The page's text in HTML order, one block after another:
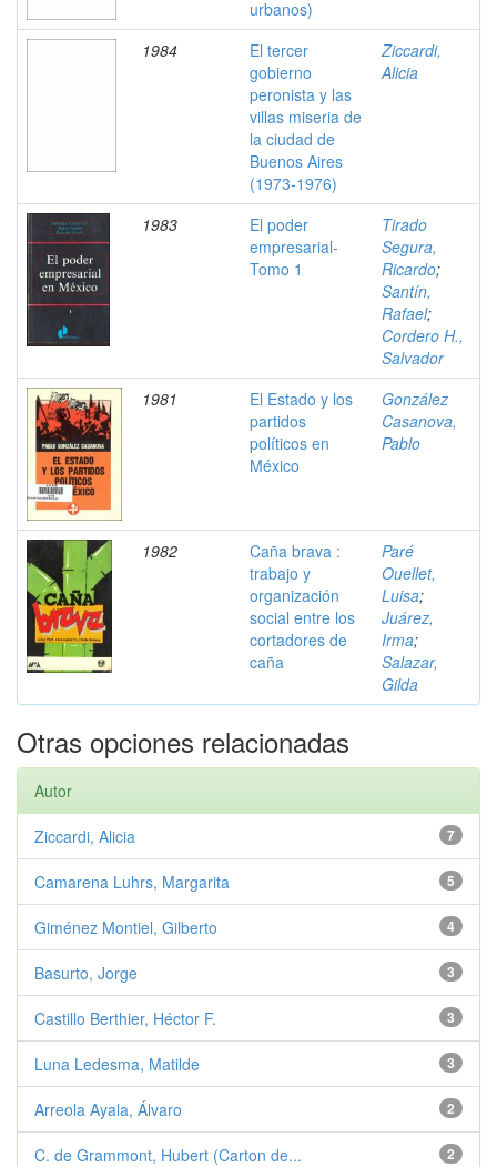
urbanos)
1984
El tercer
gobierno
peronista y las
villas miseria de
la ciudad de
Buenos Aires
(1973-1976)
Ziccardi,
Alicia
1983
El poder
empresarial-
Tomo 1
Tirado
Segura,
Ricardo;
Santín,
Rafael;
Cordero H.,
Salvador
1981
El Estado y los
partidos
políticos en
México
González
Casanova,
Pablo
1982
Caña brava :
trabajo y
organización
social entre los
cortadores de
caña
Paré
Ouellet,
Luisa;
Juárez,
Irma;
Salazar,
Gilda
Otras opciones relacionadas
Autor
7
Ziccardi, Alicia
5
Camarena Luhrs, Margarita
4
Giménez Montiel, Gilberto
3
Basurto, Jorge
3
Castillo Berthier, Héctor F.
3
Luna Ledesma, Matilde
2
Arreola Ayala, Álvaro
2
C. de Grammont, Hubert (Carton de...